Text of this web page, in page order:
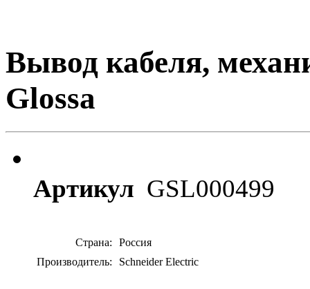
Вывод кабеля,
Glossa
Артикул GSL000499
Страна:
Россия
Производитель:
Schneider Electric